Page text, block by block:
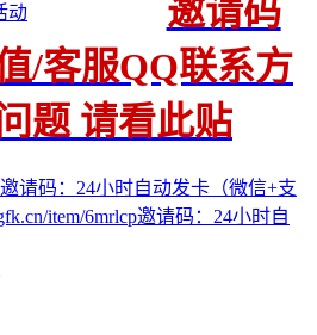
动
邀请码
/客服QQ联系方
题 请看此贴
请码：24小时自动发卡（微信+支
item/6mrlcp邀请码：24小时自